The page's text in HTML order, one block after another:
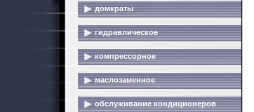
домкраты
гидравлическое
компрессорное
маслозаменное
обслуживание кондиционеров